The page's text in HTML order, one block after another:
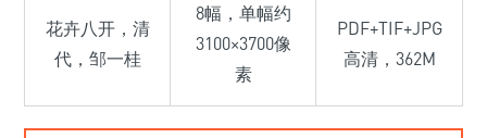
花卉八开，清
代，邹一桂
8幅，单幅约
3100×3700像
素
PDF+TIF+JPG
高清，362M